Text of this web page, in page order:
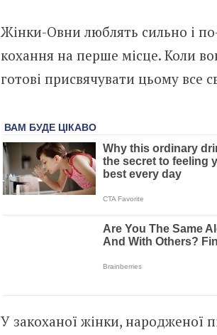
Жінки-Овни люблять сильно і
кохання на перше місце. Коли
готові присвячувати цьому все
У закоханої жінки, народженої